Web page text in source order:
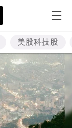
美股科技股